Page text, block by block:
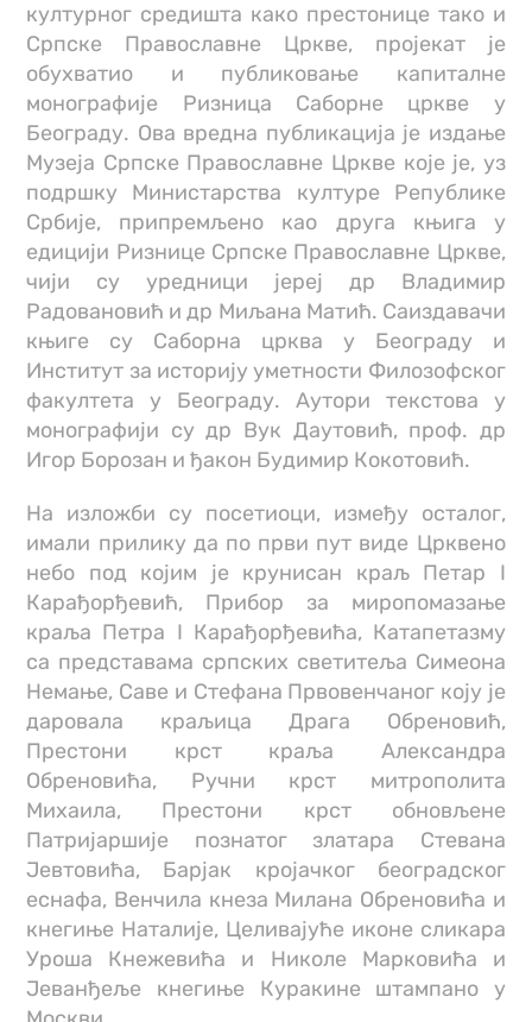
културног средишта како престонице тако и
Српске Православне Цркве, пројекат је
обухватио и публиковање капиталне
монографије Ризница Саборне цркве у
Београду. Ова вредна публикација је издање
Музеја Српске Православне Цркве које је, уз
подршку Министарства културе Републике
Србије, припремљено као друга књига у
едицији Ризнице Српске Православне Цркве,
чији су уредници јереј др Владимир
Радовановић и др Миљана Матић. Саиздавачи
књиге су Саборна црква у Београду и
Институт за историју уметности Филозофског
факултета у Београду. Аутори текстова у
монографији су др Вук Даутовић, проф. др
Игор Борозан и ђакон Будимир Кокотовић.
На изложби су посетиоци, између осталог,
имали прилику да по први пут виде Црквено
небо под којим је крунисан краљ Петар I
Карађорђевић, Прибор за миропомазање
краља Петра I Карађорђевића, Катапетазму
са представама српских светитеља Симеона
Немање, Саве и Стефана Првовенчаног коју је
даровала краљица Драга Обреновић,
Престони крст краља Александра
Обреновића, Ручни крст митрополита
Михаила, Престони крст обновљене
Патријаршије познатог златара Стевана
Јевтовића, Барјак кројачког београдског
еснафа, Венчила кнеза Милана Обреновића и
кнегиње Наталије, Целивајуће иконе сликара
Уроша Кнежевића и Николе Марковића и
Јеванђеље кнегиње Куракине штампано у